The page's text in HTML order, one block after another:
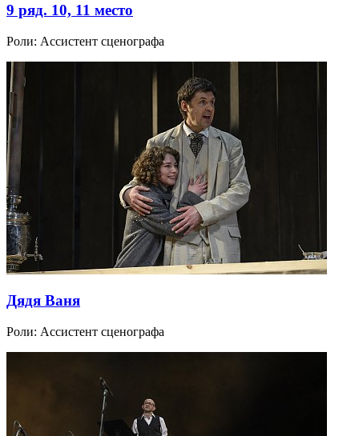
9 ряд. 10, 11 место
Роли: Ассистент сценографа
Дядя Ваня
Роли: Ассистент сценографа